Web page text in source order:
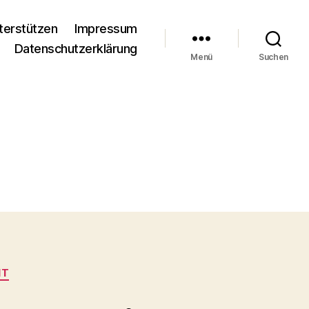
Impressum
Datenschutzerklärung
Menü Suchen